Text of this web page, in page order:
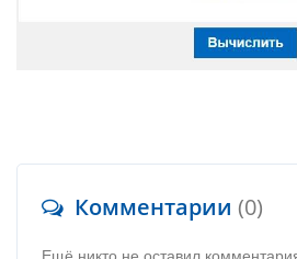
Комментарии (0)
Ещё никто не оставил